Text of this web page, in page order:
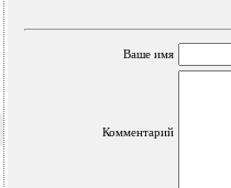
Ваше имя
Комментарий